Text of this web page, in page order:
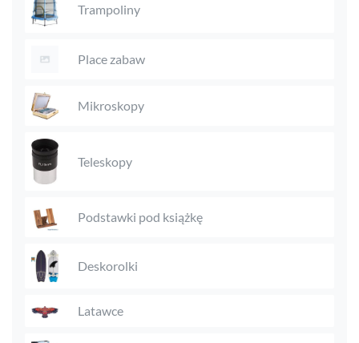
Trampoliny
Place zabaw
Mikroskopy
Teleskopy
Podstawki pod książkę
Deskorolki
Latawce